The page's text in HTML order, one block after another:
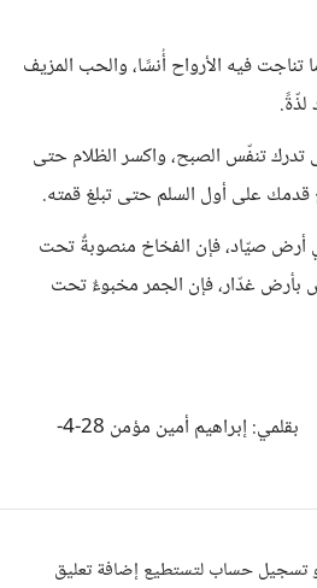
فيه الأرواح أُنسًا، والحب المزيف
لذّةً.
تنفّس الصبح، واكسر الظلام حتى
على أول السلم حتى تبلغ قمته.
صيّاد، فإن الفخاخ منصوبةٌ تحت
بأرض غدّار، فإن الجمر مخبوءٌ تحت
· بقلمي: إبراهيم أمين مؤمن 28-4-
تسجيل حساب لتستطيع إضافة تعليق